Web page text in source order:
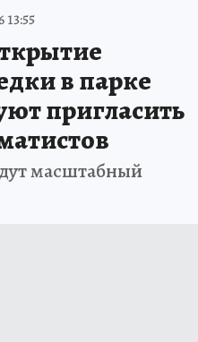
13:55
в парке
пригласить
масштабный